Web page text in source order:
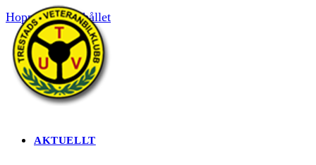
Hoppa till innehållet
HEM
AKTUELLT